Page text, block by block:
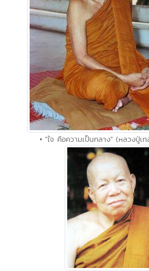
• "ใจ คือความเป็นกลาง" (หลวงปู่เ